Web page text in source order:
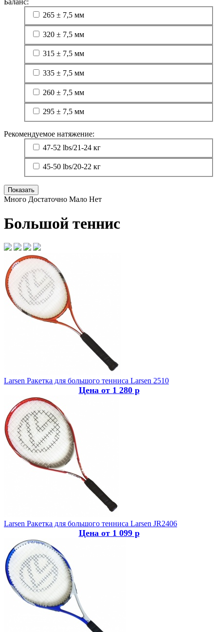
265 ± 7,5 мм
320 ± 7,5 мм
315 ± 7,5 мм
335 ± 7,5 мм
260 ± 7,5 мм
295 ± 7,5 мм
Рекомендуемое натяжение:
47-52 lbs/21-24 кг
45-50 lbs/20-22 кг
Много Достаточно Мало Нет
Большой теннис
Larsen Ракетка для большого тенниса Larsen 2510
Цена от 1 280 р
Larsen Ракетка для большого тенниса Larsen JR2406
Цена от 1 099 р